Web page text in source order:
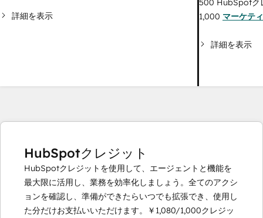
詳細を表示
500 HubSpotク
1,000 マーケテ
詳細を表示
HubSpotクレジット
HubSpotクレジットを使用して、エージェントと機能を
最大限に活用し、業務を効率化しましょう。全てのアクシ
ョンを確認し、準備ができたらいつでも拡張でき、使用し
た分だけお支払いいただけます。
￥1,080/1,000クレジッ